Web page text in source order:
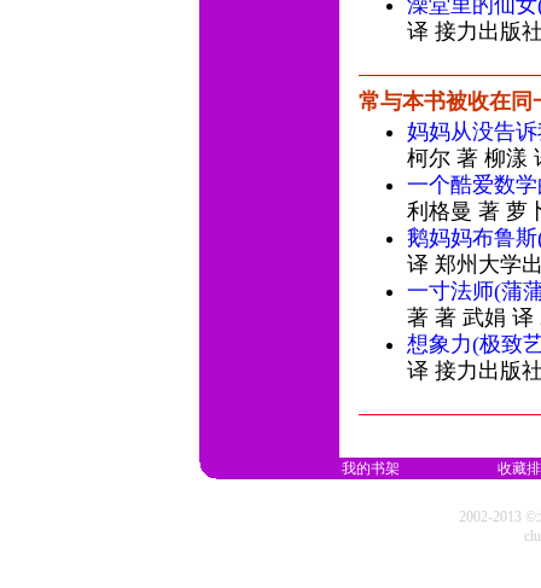
澡堂里的仙
译 接力出版
常与本书被收在同
妈妈从没告
柯尔 著 柳漾
一个酷爱数
利格曼 著 萝
鹅妈妈布鲁
译 郑州大学
一寸法师(蒲
著 著 武娟 译
想象力(极致
译 接力出版
我的书架 收藏
2002-2013